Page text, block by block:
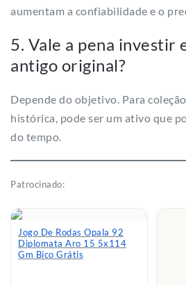
aumentam a confiabilidade e o
5. Vale a pena investir
antigo original?
Depende do objetivo. Para
histórica, pode ser um ativo que
do tempo.
Patrocinado:
Jogo De Rodas Opala 92
Diplomata Aro 15 5x114
Gm Bico Grátis